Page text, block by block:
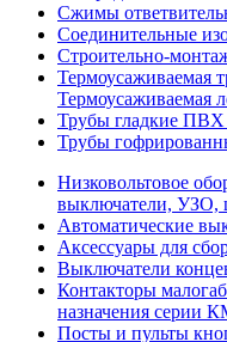
Сжимы
Соединительные
Строительно-
Термоусаживаемая
Термоусаживаемая
Трубы гладкие ПВХ
Трубы
Низковольтовое
выключатели, УЗО,
Автоматические
Аксессуары для
Выключатели
Контакторы
назначения серии
Посты и пульты